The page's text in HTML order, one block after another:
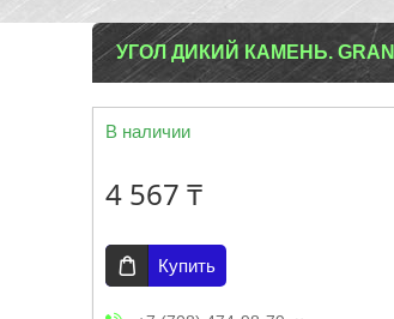
УГОЛ ДИКИЙ КАМЕНЬ.
В наличии
4 567 ₸
Купить